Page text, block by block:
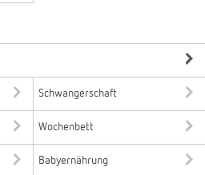
Schwangerschaft
Wochenbett
Babyernährung